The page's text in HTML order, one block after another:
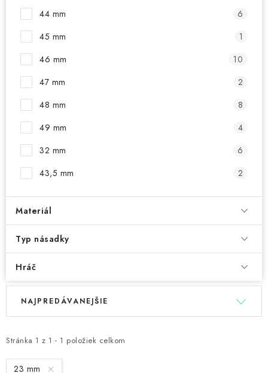
44 mm
6
45 mm
1
46 mm
10
47 mm
2
48 mm
8
49 mm
4
32 mm
6
43,5 mm
2
Materiál
Typ násadky
Hráč
V
i
s
Stránka 1 z 1 - 1 položiek celkom
R
e
n
NAJPREDÁVANEJŠIE
23 mm